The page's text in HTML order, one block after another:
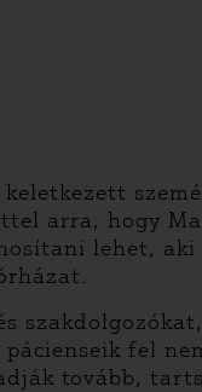
arra, hogy
lehet,
fel
tovább,